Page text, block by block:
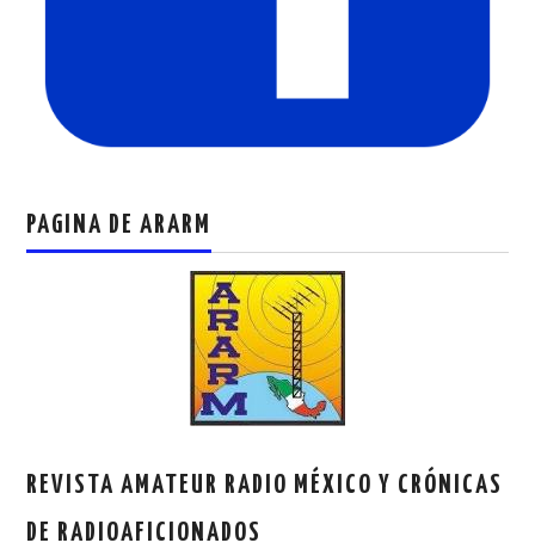
PAGINA DE ARARM
REVISTA AMATEUR RADIO MÉXICO Y CRÓNICAS
DE RADIOAFICIONADOS